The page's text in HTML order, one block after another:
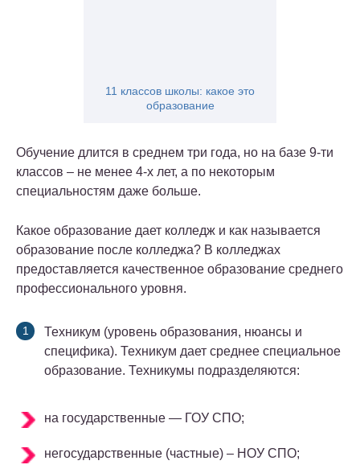
11 классов школы: какое это
образование
Обучение длится в среднем три года, но на базе 9-ти
классов – не менее 4-х лет, а по некоторым
специальностям даже больше.
Какое образование дает колледж и как называется
образование после колледжа? В колледжах
предоставляется качественное образование среднего
профессионального уровня.
Техникум (уровень образования, нюансы и
специфика). Техникум дает среднее специальное
образование. Техникумы подразделяются:
на государственные — ГОУ СПО;
негосударственные (частные) – НОУ СПО;